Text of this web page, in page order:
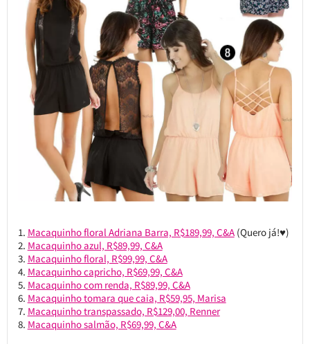
Macaquinho floral Adriana Barra, R$189,99, C&A(Quero já!♥)
Macaquinho azul, R$89,99, C&A
Macaquinho floral, R$99,99, C&A
Macaquinho capricho, R$69,99, C&A
Macaquinho com renda, R$89,99, C&A
Macaquinho tomara que caia, R$59,95, Marisa
Macaquinho transpassado, R$129,00, Renner
Macaquinho salmão, R$69,99, C&A